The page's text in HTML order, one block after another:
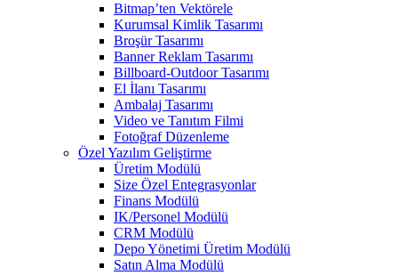
Bitmap’ten Vektörele
Kurumsal Kimlik Tasarımı
Broşür Tasarımı
Banner Reklam Tasarımı
Billboard-Outdoor Tasarımı
El İlanı Tasarımı
Ambalaj Tasarımı
Video ve Tanıtım Filmi
Fotoğraf Düzenleme
Özel Yazılım Geliştirme
Üretim Modülü
Size Özel Entegrasyonlar
Finans Modülü
IK/Personel Modülü
CRM Modülü
Depo Yönetimi Üretim Modülü
Satın Alma Modülü